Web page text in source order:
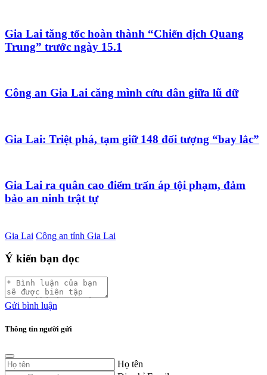
Gia Lai tăng tốc hoàn thành “Chiến dịch Quang
Trung” trước ngày 15.1
Công an Gia Lai căng mình cứu dân giữa lũ dữ
Gia Lai: Triệt phá, tạm giữ 148 đối tượng “bay lắc”
Gia Lai ra quân cao điểm trấn áp tội phạm, đảm
bảo an ninh trật tự
Gia Lai Công an tỉnh Gia Lai
Ý kiến bạn đọc
Gửi bình luận
Thông tin người gửi
Họ tên